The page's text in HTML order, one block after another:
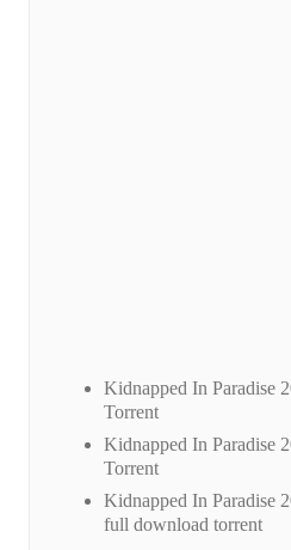
Kidnapped In Paradise
Torrent
Kidnapped In Paradise
Torrent
Kidnapped In Paradise
full download torrent